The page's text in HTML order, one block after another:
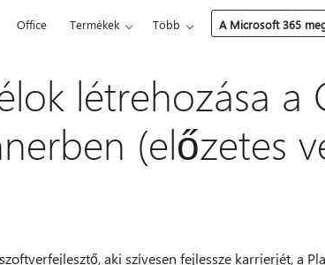
Office Termékek Több A Microsoft 365
létrehozása a
(előzetes
aki szívesen fejlessze karrierjét, a